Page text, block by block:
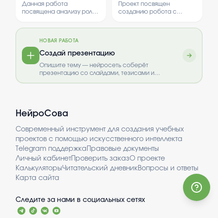
английском, ко...
деятельности при
механических
Данная работа
посвящена анализу роли
сестринской
механических травмах во
время родов.
Исследование позволяет
выявить ключевые аспекты
ухода и профилактики
травм в родоразрешении.
Проект посвящен
созданию робота с
LEGO EV3. В нем
НОВАЯ РАБОТА
Создай презентацию
Опишите тему — нейросеть соберёт
презентацию со слайдами, тезисами и
НейроСова
Современный инструмент для создания учебных
проектов с помощью искусственного интеллекта
Telegram поддержка Правовые документы
Личный кабинетПроверить заказО проекте
КалькуляторыЧитательский дневникВопросы и ответы
Карта сайта
Следите за нами в социальных сетях